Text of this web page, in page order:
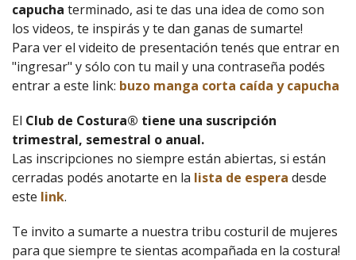
capucha terminado, asi te das una idea de como son
los videos, te inspirás y te dan ganas de sumarte!
Para ver el videito de presentación tenés que entrar en
"ingresar" y sólo con tu mail y una contraseña podés
entrar a este link: buzo manga corta caída y capucha
El Club de Costura® tiene una suscripción
trimestral, semestral o anual.
Las inscripciones no siempre están abiertas, si están
cerradas podés anotarte en la lista de espera desde
este link.
Te invito a sumarte a nuestra tribu costuril de mujeres
para que siempre te sientas acompañada en la costura!